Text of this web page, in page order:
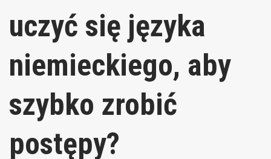
uczyć się języka
niemieckiego, aby
szybko zrobić
postępy?